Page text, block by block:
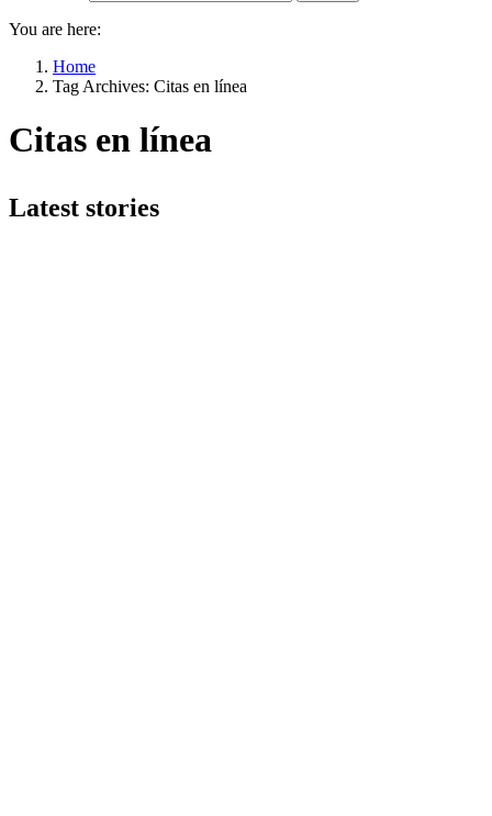
You are here:
Home
Tag Archives: Citas en línea
Citas en línea
Latest stories